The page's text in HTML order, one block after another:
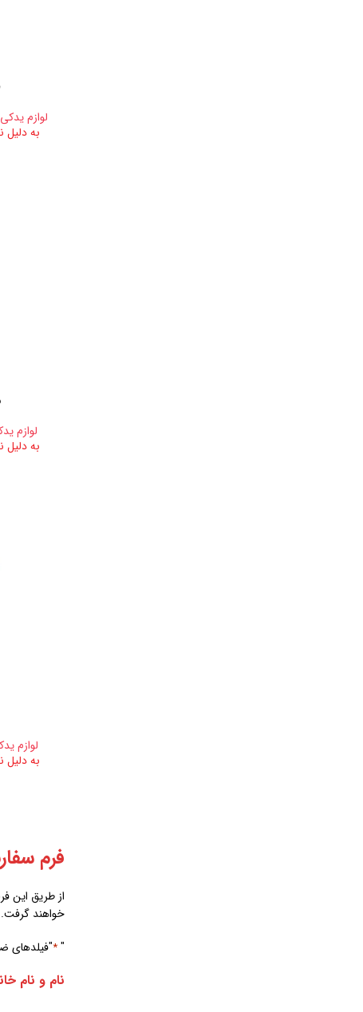
لوازم
به دلیل
لوازم
به دلیل
لوازم
به دلیل
فرم
از طریق این
خواهند گرفت.
"
*"فیلدهای
نام و نام